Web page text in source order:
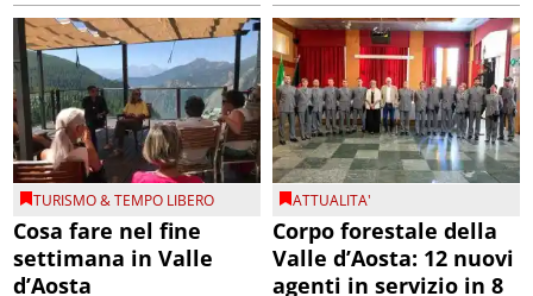
TURISMO & TEMPO LIBERO
Cosa fare nel fine
settimana in Valle
d’Aosta
ATTUALITA'
Corpo forestale della
Valle d’Aosta: 12 nuovi
agenti in servizio in 8